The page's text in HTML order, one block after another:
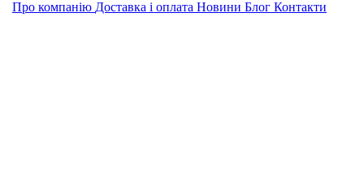
Про компанію Доставка і оплата Новини Блог Контакти